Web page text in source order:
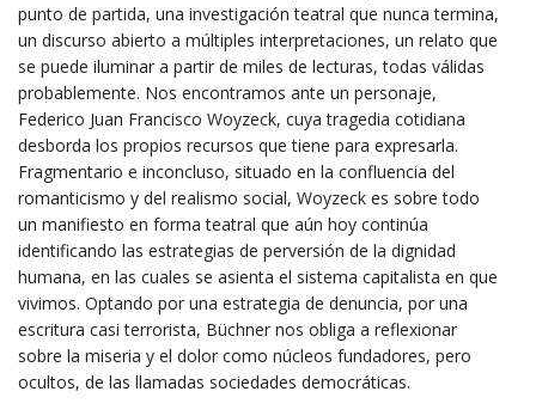
punto de partida, una investigación teatral que nunca termina,
un discurso abierto a múltiples interpretaciones, un relato que
se puede iluminar a partir de miles de lecturas, todas válidas
probablemente. Nos encontramos ante un personaje,
Federico Juan Francisco Woyzeck, cuya tragedia cotidiana
desborda los propios recursos que tiene para expresarla.
Fragmentario e inconcluso, situado en la confluencia del
romanticismo y del realismo social, Woyzeck es sobre todo
un manifiesto en forma teatral que aún hoy continúa
identificando las estrategias de perversión de la dignidad
humana, en las cuales se asienta el sistema capitalista en que
vivimos. Optando por una estrategia de denuncia, por una
escritura casi terrorista, Büchner nos obliga a reflexionar
sobre la miseria y el dolor como núcleos fundadores, pero
ocultos, de las llamadas sociedades democráticas.